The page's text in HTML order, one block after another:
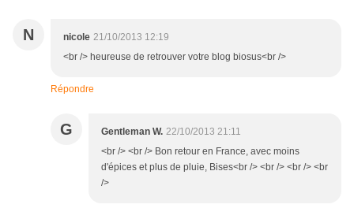
N nicole 21/10/2013 12:19
<br /> heureuse de retrouver votre blog biosus<br />
Répondre
G Gentleman W. 22/10/2013 21:11
<br /> <br /> Bon retour en France, avec moins
d'épices et plus de pluie, Bises<br /> <br /> <br /> <br
/>